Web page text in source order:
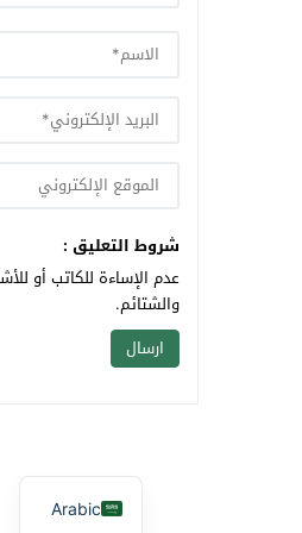
شروط التعليق :
عدم الإساءة للكاتب أو
والشتائم.
Arabic